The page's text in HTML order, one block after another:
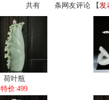
共有
条网友评论 【发
荷叶瓶
特价:499